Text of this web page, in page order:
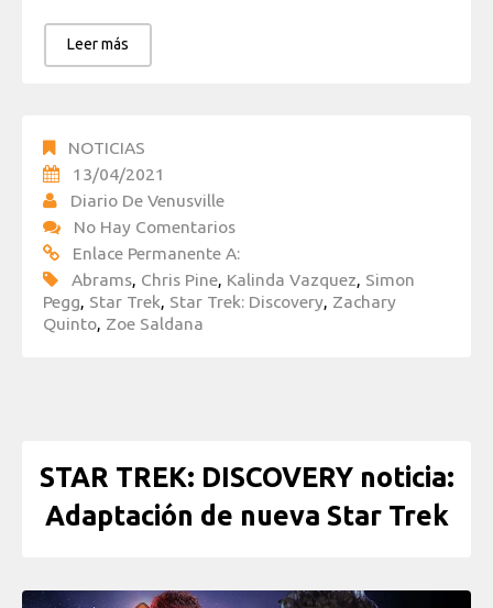
Leer más
NOTICIAS
13/04/2021
Diario De Venusville
No Hay Comentarios
Enlace Permanente A:
Abrams, Chris Pine, Kalinda Vazquez, Simon
Pegg, Star Trek, Star Trek: Discovery, Zachary
Quinto, Zoe Saldana
STAR TREK: DISCOVERY noticia:
Adaptación de nueva Star Trek